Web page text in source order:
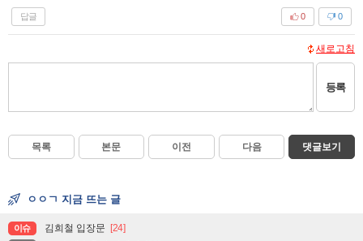
답글 0
0
새로고침
등록
목록 본문 이전 다음 댓글보기
ㅇㅇㄱ 지금 뜨는 글
이슈 김희철 입장문 [24]